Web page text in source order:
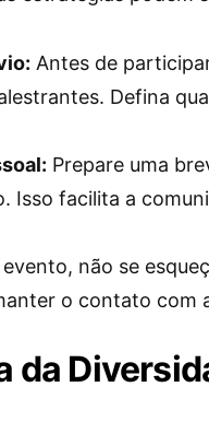
Antes de
Defina
Prepare uma
Isso facilita a
não se
o contato com
da